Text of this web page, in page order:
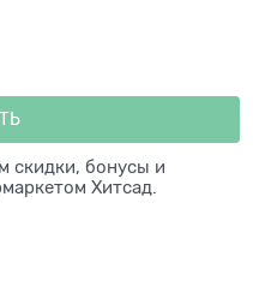
скидки, бонусы и
Хитсад.